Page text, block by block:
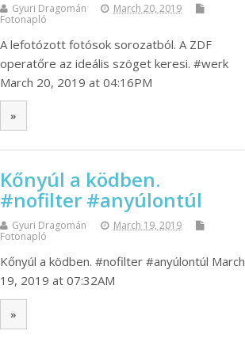
Gyuri Dragomán
March 20, 2019
Fotonapló
A lefotózott fotósok sorozatból. A ZDF
operatőre az ideális szöget keresi. #werk
March 20, 2019 at 04:16PM
»
Kőnyúl a ködben.
#nofilter #anyúlontúl
Gyuri Dragomán
March 19, 2019
Fotonapló
Kőnyúl a ködben. #nofilter #anyúlontúl March
19, 2019 at 07:32AM
»